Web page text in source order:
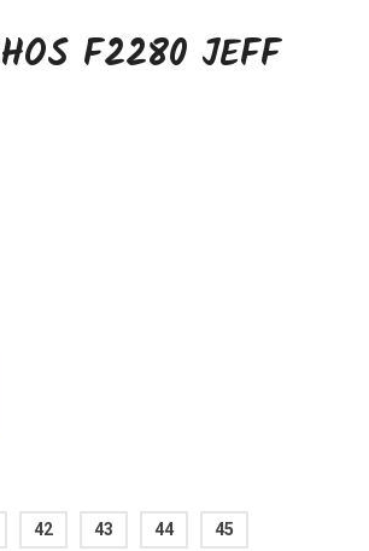
F2280 JEFF
42 43 44 45